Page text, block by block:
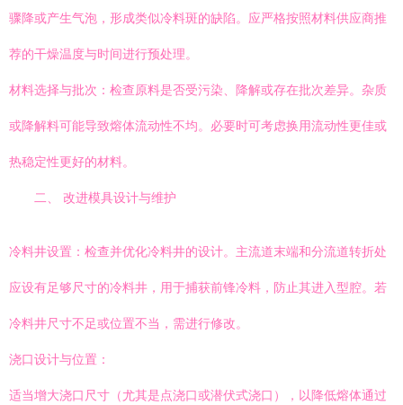
骤降或产生气泡，形成类似冷料斑的缺陷。应严格按照材料供应商推
荐的干燥温度与时间进行预处理。
材料选择与批次：检查原料是否受污染、降解或存在批次差异。杂质
或降解料可能导致熔体流动性不均。必要时可考虑换用流动性更佳或
热稳定性更好的材料。
二、 改进模具设计与维护
冷料井设置：检查并优化冷料井的设计。主流道末端和分流道转折处
应设有足够尺寸的冷料井，用于捕获前锋冷料，防止其进入型腔。若
冷料井尺寸不足或位置不当，需进行修改。
浇口设计与位置：
适当增大浇口尺寸（尤其是点浇口或潜伏式浇口），以降低熔体通过